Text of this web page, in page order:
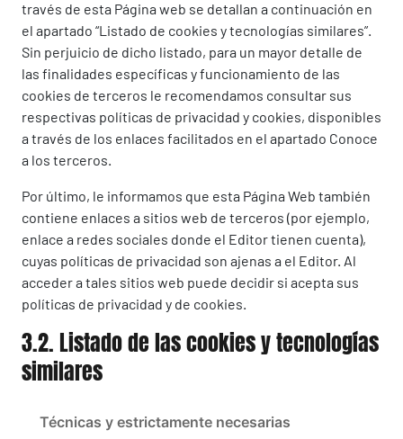
través de esta Página web se detallan a continuación en
el apartado “Listado de cookies y tecnologías similares”.
Sin perjuicio de dicho listado, para un mayor detalle de
las finalidades específicas y funcionamiento de las
cookies de terceros le recomendamos consultar sus
respectivas políticas de privacidad y cookies, disponibles
a través de los enlaces facilitados en el apartado Conoce
a los terceros.
Por último, le informamos que esta Página Web también
contiene enlaces a sitios web de terceros (por ejemplo,
enlace a redes sociales donde el Editor tienen cuenta),
cuyas políticas de privacidad son ajenas a el Editor. Al
acceder a tales sitios web puede decidir si acepta sus
políticas de privacidad y de cookies.
3.2. Listado de las cookies y tecnologías
similares
Técnicas y estrictamente necesarias